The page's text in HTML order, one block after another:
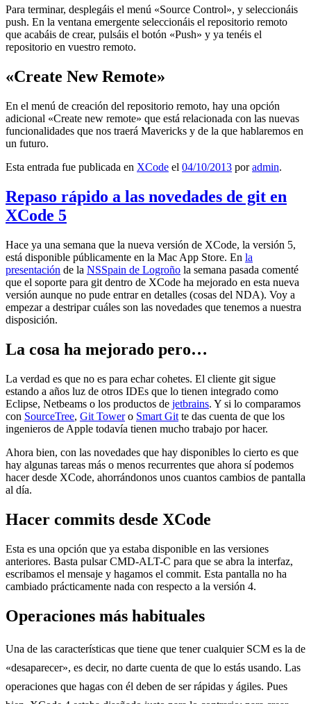
Para terminar, desplegáis el menú «Source Control», y seleccionáis
push. En la ventana emergente seleccionáis el repositorio remoto
que acabáis de crear, pulsáis el botón «Push» y ya tenéis el
repositorio en vuestro remoto.
«Create New Remote»
En el menú de creación del repositorio remoto, hay una opción
adicional «Create new remote» que está relacionada con las nuevas
funcionalidades que nos traerá Mavericks y de la que hablaremos en
un futuro.
Esta entrada fue publicada en XCode el 04/10/2013 poradmin.
Repaso rápido a las novedades de git en
XCode 5
Hace ya una semana que la nueva versión de XCode, la versión 5,
está disponible públicamente en la Mac App Store. En la
presentación de la NSSpain de Logroño la semana pasada comenté
que el soporte para git dentro de XCode ha mejorado en esta nueva
versión aunque no pude entrar en detalles (cosas del NDA). Voy a
empezar a destripar cuáles son las novedades que tenemos a nuestra
disposición.
La cosa ha mejorado pero…
La verdad es que no es para echar cohetes. El cliente git sigue
estando a años luz de otros IDEs que lo tienen integrado como
Eclipse, Netbeams o los productos de jetbrains. Y si lo comparamos
con SourceTree, Git Towero Smart Git te das cuenta de que los
ingenieros de Apple todavía tienen mucho trabajo por hacer.
Ahora bien, con las novedades que hay disponibles lo cierto es que
hay algunas tareas más o menos recurrentes que ahora sí podemos
hacer desde XCode, ahorrándonos unos cuantos cambios de pantalla
al día.
Hacer commits desde XCode
Esta es una opción que ya estaba disponible en las versiones
anteriores. Basta pulsar CMD-ALT-C para que se abra la interfaz,
escribamos el mensaje y hagamos el commit. Esta pantalla no ha
cambiado prácticamente nada con respecto a la versión 4.
Operaciones más habituales
Una de las características que tiene que tener cualquier SCM es la de
«desaparecer», es decir, no darte cuenta de que lo estás usando. Las
operaciones que hagas con él deben de ser rápidas y ágiles. Pues